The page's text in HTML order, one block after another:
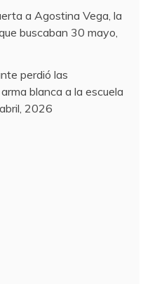
a Agostina Vega, la
buscaban 30 mayo,
perdió las
blanca a la escuela
2026